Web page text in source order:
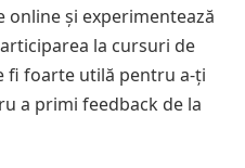
și experimentează
la cursuri de
fi foarte utilă pentru a-ți
a primi feedback de la